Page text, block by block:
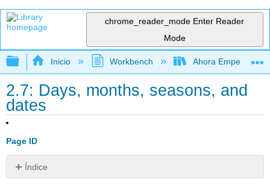
chrome_reader_mode Enter Reader
Mode
Expandir/contraer jerarquía global
Inicio Workbench Ahora Empezamos
2.7: Days, months, seasons, and
dates
Page ID
Índice
Sin